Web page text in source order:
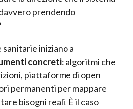
prendendo
sanitarie iniziano a
concreti: algoritmi che
piattaforme di open
permanenti per mappare
bisogni reali. È il caso